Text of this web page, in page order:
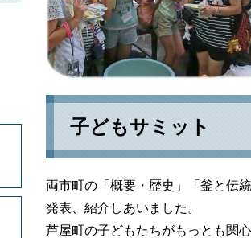
子どもサミット
両市町の「概要・歴史」「釜と伝
発表、紹介しあいました。
芦屋町の子どもたちがもっとも関